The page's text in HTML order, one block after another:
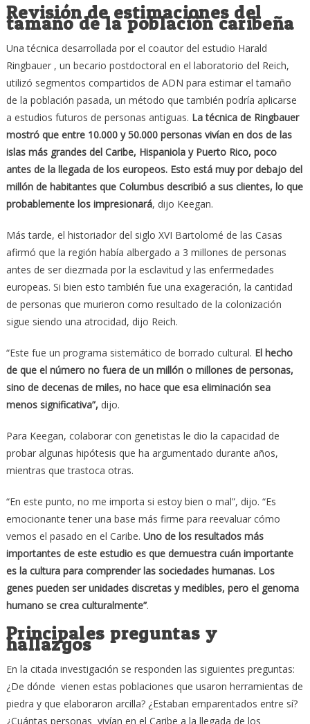
Revisión de estimaciones del
tamaño de la población caribeña
Una técnica desarrollada por el coautor del estudio Harald
Ringbauer , un becario postdoctoral en el laboratorio del Reich,
utilizó segmentos compartidos de ADN para estimar el tamaño
de la población pasada, un método que también podría aplicarse
a estudios futuros de personas antiguas. La técnica de Ringbauer
mostró que entre 10.000 y 50.000 personas vivían en dos de las
islas más grandes del Caribe, Hispaniola y Puerto Rico, poco
antes de la llegada de los europeos. Esto está muy por debajo del
millón de habitantes que Columbus describió a sus clientes, lo que
probablemente los impresionará, dijo Keegan.
Más tarde, el historiador del siglo XVI Bartolomé de las Casas
afirmó que la región había albergado a 3 millones de personas
antes de ser diezmada por la esclavitud y las enfermedades
europeas. Si bien esto también fue una exageración, la cantidad
de personas que murieron como resultado de la colonización
sigue siendo una atrocidad, dijo Reich.
“Este fue un programa sistemático de borrado cultural. El hecho
de que el número no fuera de un millón o millones de personas,
sino de decenas de miles, no hace que esa eliminación sea
menos significativa”, dijo.
Para Keegan, colaborar con genetistas le dio la capacidad de
probar algunas hipótesis que ha argumentado durante años,
mientras que trastoca otras.
“En este punto, no me importa si estoy bien o mal”, dijo. “Es
emocionante tener una base más firme para reevaluar cómo
vemos el pasado en el Caribe. Uno de los resultados más
importantes de este estudio es que demuestra cuán importante
es la cultura para comprender las sociedades humanas. Los
genes pueden ser unidades discretas y medibles, pero el genoma
humano se crea culturalmente”.
Principales preguntas y
hallazgos
En la citada investigación se responden las siguientes preguntas:
¿De dónde vienen estas poblaciones que usaron herramientas de
piedra y que elaboraron arcilla? ¿Estaban emparentados entre sí?
¿Cuántas personas vivían en el Caribe a la llegada de los